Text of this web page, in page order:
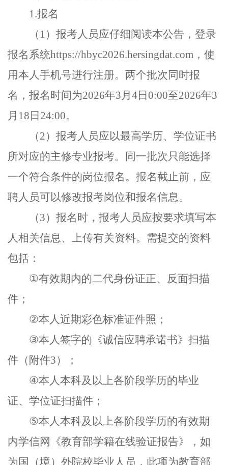
1.报名
（ 1 ）报考人员应仔细阅读本公告，登录
报名系统https://hbyc2026.hersingdat.com ，使
用本人手机号进行注册。两个批次同时报
名，报名时间为2026年3月 4日 0:00至2026年3
月 18 日 24:00。
（2）报考人员应以最高学历、学位证书
所对应的主修专业报考。同一批次只能选择
一个符合条件的岗位报名。报名截止前，应
聘人员可以修改报考岗位和报名信息。
（3）报名时，报考人员应按要求填写本
人相关信息、上传有关资料。需提交的资料
包括：
①有效期内的二代身份证正、反面扫描
件；
②本人近期彩色标准证件照；
③本人签字的《诚信应聘承诺书》扫描
件（附件3）；
④本人本科及以上各阶段学历的毕业
证、学位证扫描件；
⑤本人本科及以上各阶段学历的有效期
内学信网《教育部学籍在线验证报告》，如
为国（境）外院校毕业人员，此项为教育部